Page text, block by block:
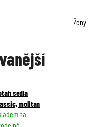
Ženy
sedla
molitan
na